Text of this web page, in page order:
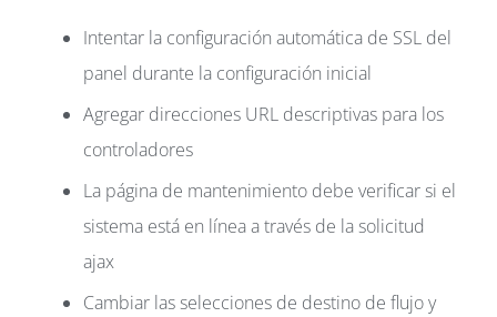
Intentar la configuración automática de SSL del
panel durante la configuración inicial
Agregar direcciones URL descriptivas para los
controladores
La página de mantenimiento debe verificar si el
sistema está en línea a través de la solicitud
ajax
Cambiar las selecciones de destino de flujo y